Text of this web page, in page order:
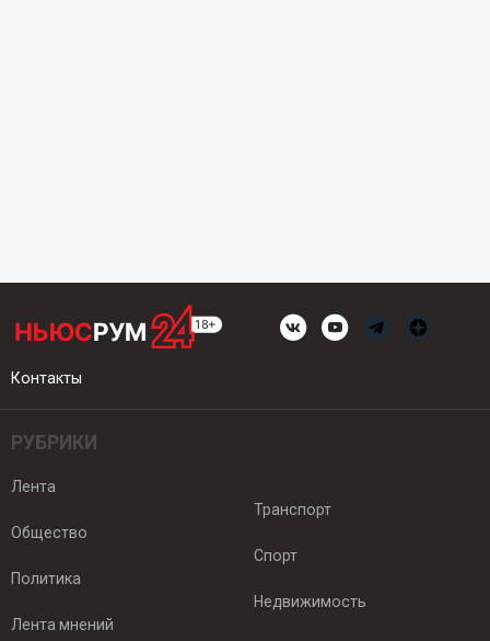
Контакты
РУБРИКИ
Лента
Общество
Политика
Лента мнений
Транспорт
Спорт
Недвижимость